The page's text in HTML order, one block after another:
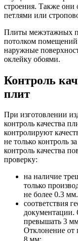
строения. Также
петлями или
Плиты межэтажных
потолком
наружные
оклейку обоями.
Контроль
плит
При изготовлении
контроль качества
контролируют
не только контроль
контроль качества
проверку:
на наличие
только
не более 0.3 мм.
соответствия
документации.
превышать 3
Отклонение от